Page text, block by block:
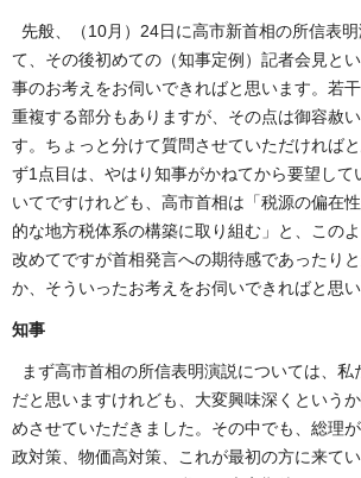
先般、（10月）24日に高市新首相の所信表
て、その後初めての（知事定例）記者会見と
事のお考えをお伺いできればと思います。若
重複する部分もありますが、その点は御容赦
す。ちょっと分けて質問させていただければ
ず1点目は、やはり知事がかねてから要望して
いてですけれども、高市首相は「税源の偏在
的な地方税体系の構築に取り組む」と、このよ
改めてですが首相発言への期待感であったり
か、そういったお考えをお伺いできればと思い
知事
まず高市首相の所信表明演説については、私
だと思いますけれども、大変興味深くという
めさせていただきました。その中でも、総理
政対策、物価高対策、これが最初の方に来て